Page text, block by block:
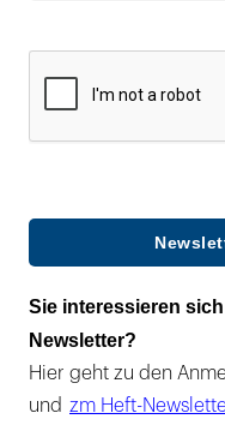
Sie interessieren
Newsletter?
Hier geht zu den
und zm Heft-